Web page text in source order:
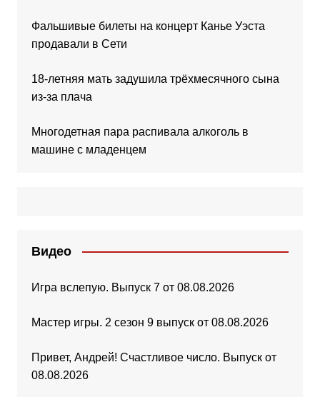
Фальшивые билеты на концерт Канье Уэста
продавали в Сети
18-летняя мать задушила трёхмесячного сына
из-за плача
Многодетная пара распивала алкоголь в
машине с младенцем
Видео
Игра вслепую. Выпуск 7 от 08.08.2026
Мастер игры. 2 сезон 9 выпуск от 08.08.2026
Привет, Андрей! Счастливое число. Выпуск от
08.08.2026